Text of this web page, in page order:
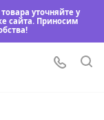
уточняйте у
сайта. Приносим